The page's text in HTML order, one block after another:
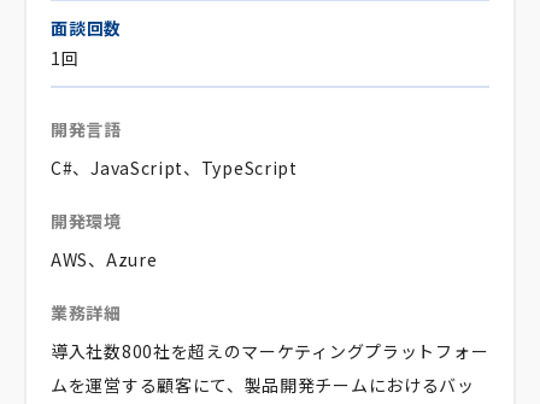
面談回数
1回
開発言語
C#、JavaScript、TypeScript
開発環境
AWS、Azure
業務詳細
導入社数800社を超えのマーケティングプラットフォー
ムを運営する顧客にて、製品開発チームにおけるバッ